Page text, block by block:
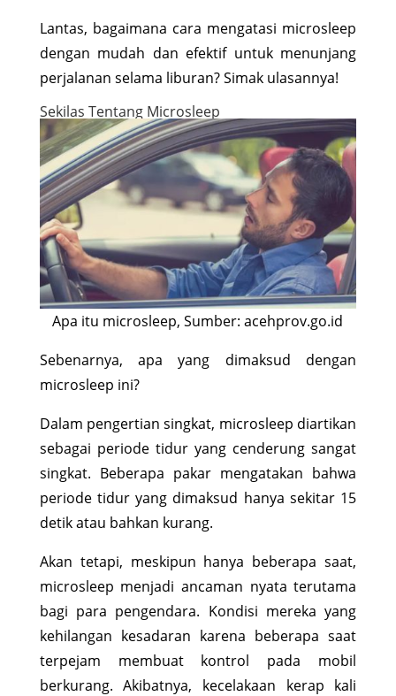
Lantas, bagaimana cara mengatasi microsleep
dengan mudah dan efektif untuk menunjang
perjalanan selama liburan? Simak ulasannya!
Sekilas Tentang Microsleep
Apa itu microsleep, Sumber: acehprov.go.id
Sebenarnya, apa yang dimaksud dengan
microsleep ini?
Dalam pengertian singkat, microsleep diartikan
sebagai periode tidur yang cenderung sangat
singkat. Beberapa pakar mengatakan bahwa
periode tidur yang dimaksud hanya sekitar 15
detik atau bahkan kurang.
Akan tetapi, meskipun hanya beberapa saat,
microsleep menjadi ancaman nyata terutama
bagi para pengendara. Kondisi mereka yang
kehilangan kesadaran karena beberapa saat
terpejam membuat kontrol pada mobil
berkurang. Akibatnya, kecelakaan kerap kali